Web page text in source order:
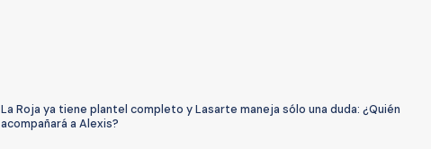
La Roja ya tiene plantel completo y Lasarte maneja sólo una duda: ¿Quién
acompañará a Alexis?